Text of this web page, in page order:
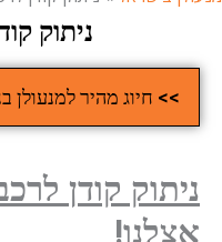
ניתוק
>> חיוג מהיר למנעולן
ניתוק קודן
אצלנו!